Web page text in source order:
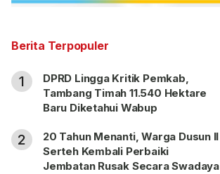
Berita Terpopuler
1
DPRD Lingga Kritik Pemkab,
Tambang Timah 11.540 Hektare
Baru Diketahui Wabup
2
20 Tahun Menanti, Warga Dusun II
Serteh Kembali Perbaiki
Jembatan Rusak Secara Swadaya